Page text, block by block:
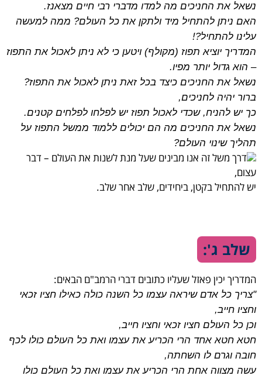
נשאל את החניכים מה למדו מדברי רבי חיים מצאנז.
האם ניתן להתחיל מיד ולתקן את כל העולם? ממה למעשה
עלינו להתחיל?!
המדריך יוציא תפוז (מקולף) ויטען כי לא ניתן לאכול את התפוז
– הוא גדול יותר מפיו.
נשאל את החניכים כיצד בכל זאת ניתן לאכול את התפוז?
ברור יהיה לחניכים,
כך יש להניח, שכדי לאכול תפוז יש לפלחו לפלחים קטנים.
נשאל את החניכים מה הם יכולים ללמוד ממשל התפוז על
תהליך שינוי העולם?
דרך משל זה אנו מבינים שעל מנת לשנות את העולם – דבר
עצום,
יש להתחיל בקטן, ביחידים, שלב אחר שלב.
שלב ג':
המדריך יכין פאזל שעליו כתובים דברי הרמב"ם הבאים:
"צריך כל אדם שיראה עצמו כל השנה כולה כאילו חציו זכאי
וחציו חייב,
וכן כל העולם חציו זכאי וחציו חייב,
חטא חטא אחד הרי הכריע את עצמו ואת כל העולם כולו לכף
חובה וגרם לו השחתה,
עשה מצווה אחת הרי הכריע את עצמו ואת כל העולם כולו